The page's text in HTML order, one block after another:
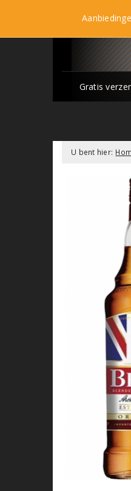
Gratis
U bent hier: